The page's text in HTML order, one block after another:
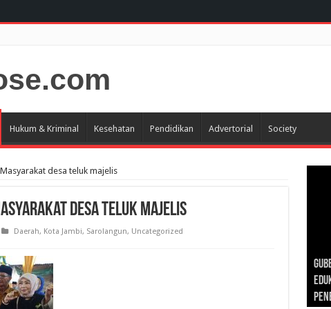
Hukum & Kriminal Kesehatan Pendidikan Advertorial Society
desa teluk majelis
desa teluk majelis
Daerah, Kota Jambi, Sarolangun, Uncategorized